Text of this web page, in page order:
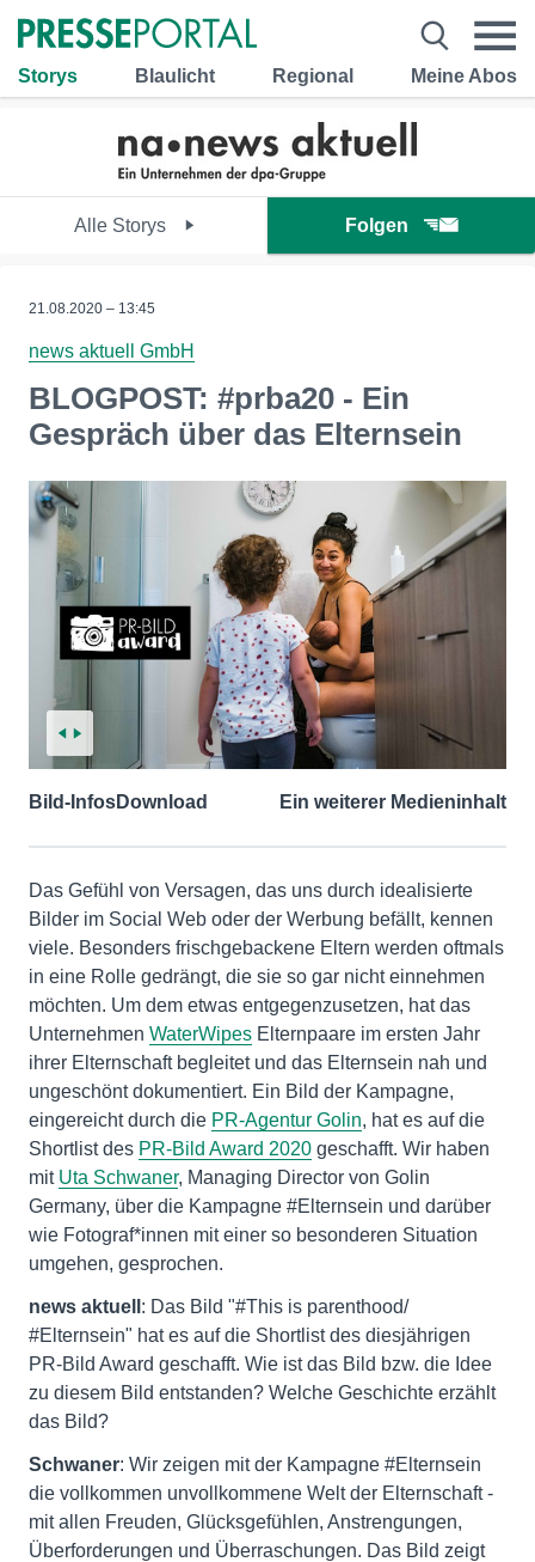
Storys Blaulicht Regional Meine Abos
Alle Storys Folgen
21.08.2020 – 13:45
news aktuell GmbH
BLOGPOST: #prba20 - Ein
Gespräch über das Elternsein
Bild-InfosDownload Ein weiterer Medieninhalt
Das Gefühl von Versagen, das uns durch idealisierte
Bilder im Social Web oder der Werbung befällt, kennen
viele. Besonders frischgebackene Eltern werden oftmals
in eine Rolle gedrängt, die sie so gar nicht einnehmen
möchten. Um dem etwas entgegenzusetzen, hat das
Unternehmen WaterWipes Elternpaare im ersten Jahr
ihrer Elternschaft begleitet und das Elternsein nah und
ungeschönt dokumentiert. Ein Bild der Kampagne,
eingereicht durch die PR-Agentur Golin, hat es auf die
Shortlist des PR-Bild Award 2020 geschafft. Wir haben
mit Uta Schwaner, Managing Director von Golin
Germany, über die Kampagne #Elternsein und darüber
wie Fotograf*innen mit einer so besonderen Situation
umgehen, gesprochen.
news aktuell : Das Bild "#This is parenthood/
#Elternsein" hat es auf die Shortlist des diesjährigen
PR-Bild Award geschafft. Wie ist das Bild bzw. die Idee
zu diesem Bild entstanden? Welche Geschichte erzählt
das Bild?
Schwaner: Wir zeigen mit der Kampagne #Elternsein
die vollkommen unvollkommene Welt der Elternschaft -
mit allen Freuden, Glücksgefühlen, Anstrengungen,
Überforderungen und Überraschungen. Das Bild zeigt